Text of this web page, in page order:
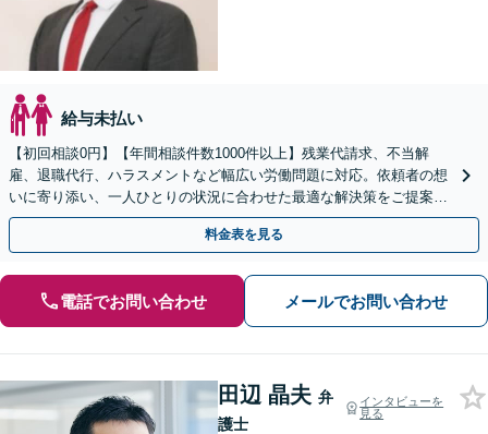
給与未払い
【初回相談0円】【年間相談件数1000件以上】残業代請求、不当解
雇、退職代行、ハラスメントなど幅広い労働問題に対応。依頼者の想
いに寄り添い、一人ひとりの状況に合わせた最適な解決策をご提案し
ます。お気軽にご相談ください。
料金表を見る
電話でお問い合わせ メールでお問い合わせ
田辺 晶夫 弁
護士
インタビューを
見る